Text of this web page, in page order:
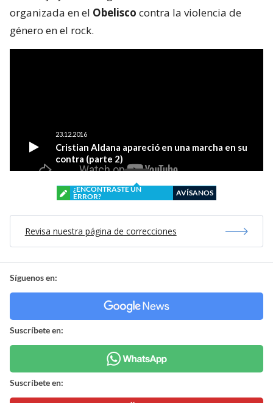
organizada en el Obelisco contra la violencia de
género en el rock.
¿ENCONTRASTE UN
ERROR?
AVÍSANOS
Revisa nuestra página de correcciones
Síguenos en:
Suscríbete en:
Suscríbete en: